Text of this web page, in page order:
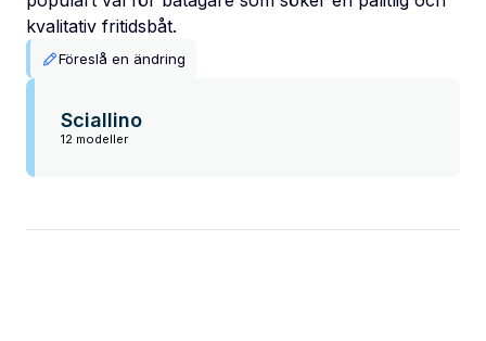
kvalitativ fritidsbåt.
Föreslå en ändring
Sciallino
12 modeller